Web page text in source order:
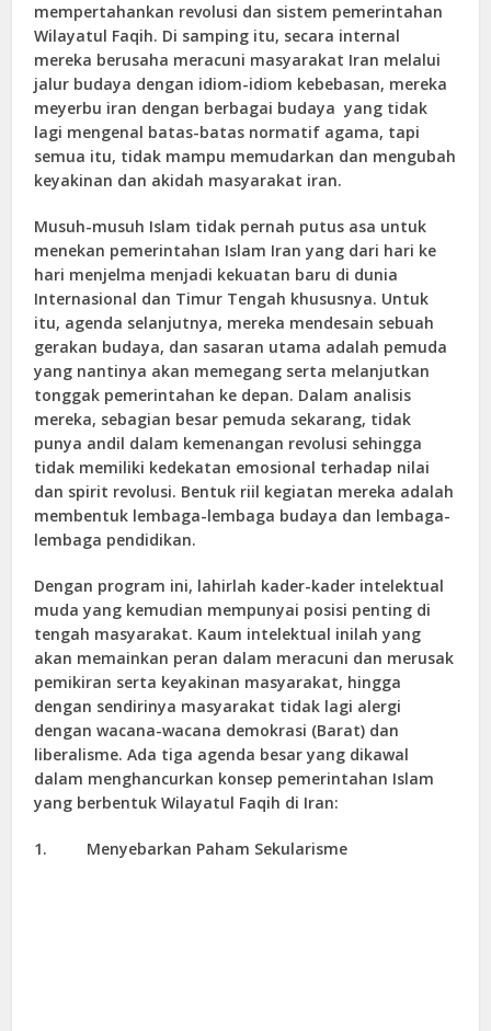
mempertahankan revolusi dan sistem pemerintahan
Wilayatul Faqih. Di samping itu, secara internal
mereka berusaha meracuni masyarakat Iran melalui
jalur budaya dengan idiom-idiom kebebasan, mereka
meyerbu iran dengan berbagai budaya yang tidak
lagi mengenal batas-batas normatif agama, tapi
semua itu, tidak mampu memudarkan dan mengubah
keyakinan dan akidah masyarakat iran.
Musuh-musuh Islam tidak pernah putus asa untuk
menekan pemerintahan Islam Iran yang dari hari ke
hari menjelma menjadi kekuatan baru di dunia
Internasional dan Timur Tengah khususnya. Untuk
itu, agenda selanjutnya, mereka mendesain sebuah
gerakan budaya, dan sasaran utama adalah pemuda
yang nantinya akan memegang serta melanjutkan
tonggak pemerintahan ke depan. Dalam analisis
mereka, sebagian besar pemuda sekarang, tidak
punya andil dalam kemenangan revolusi sehingga
tidak memiliki kedekatan emosional terhadap nilai
dan spirit revolusi. Bentuk riil kegiatan mereka adalah
membentuk lembaga-lembaga budaya dan lembaga-
lembaga pendidikan.
Dengan program ini, lahirlah kader-kader intelektual
muda yang kemudian mempunyai posisi penting di
tengah masyarakat. Kaum intelektual inilah yang
akan memainkan peran dalam meracuni dan merusak
pemikiran serta keyakinan masyarakat, hingga
dengan sendirinya masyarakat tidak lagi alergi
dengan wacana-wacana demokrasi (Barat) dan
liberalisme. Ada tiga agenda besar yang dikawal
dalam menghancurkan konsep pemerintahan Islam
yang berbentuk Wilayatul Faqih di Iran:
1. Menyebarkan Paham Sekularisme